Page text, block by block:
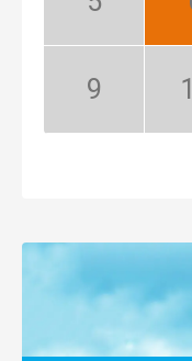
Máj:
September: